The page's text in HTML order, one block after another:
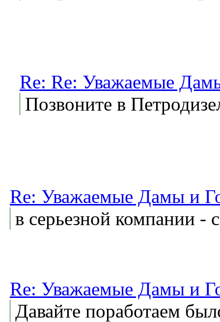
Re: Re: Уважаемые
Позвоните в
Re: Уважаемые Дамы и
в серьезной компании -
Re: Уважаемые Дамы и
Давайте поработаем